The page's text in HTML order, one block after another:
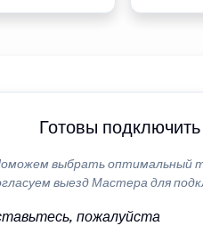
Готовы подключить
выбрать оптимальный
выезд Мастера для
пожалуйста